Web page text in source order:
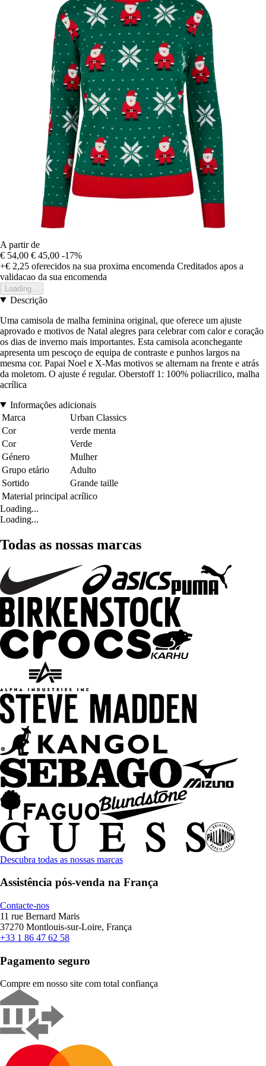
A partir de
€ 54,00 € 45,00 -17%
+€ 2,25 oferecidos na sua proxima encomenda Creditados apos a
validacao da sua encomenda
Loading...
Descrição
Uma camisola de malha feminina original, que oferece um ajuste
aprovado e motivos de Natal alegres para celebrar com calor e coração
os dias de inverno mais importantes. Esta camisola aconchegante
apresenta um pescoço de equipa de contraste e punhos largos na
mesma cor. Papai Noel e X-Mas motivos se alternam na frente e atrás
da moletom. O ajuste é regular. Oberstoff 1: 100% poliacrilico, malha
acrílica
Informações adicionais
Marca
Urban Classics
Cor
verde menta
Cor
Verde
Género
Mulher
Grupo etário
Adulto
Sortido
Grande taille
Material principal acrílico
Loading...
Loading...
Todas as nossas marcas
Descubra todas as nossas marcas
Assistência pós-venda na França
Contacte-nos
11 rue Bernard Maris
37270 Montlouis-sur-Loire, França
+33 1 86 47 62 58
Pagamento seguro
Compre em nosso site com total confiança